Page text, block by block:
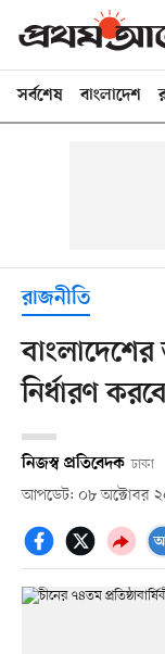
সর্বশেষ বাংলাদেশ
রাজনীতি
নির্ধারণ
নিজস্ব প্রতিবেদক ঢাকা
আপডেট: ০৮ অক্টোবর